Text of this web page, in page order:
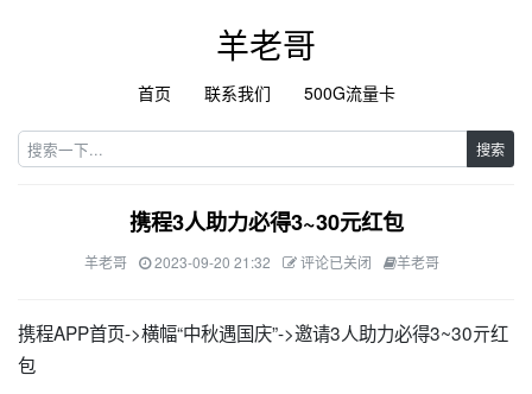
羊老哥
首页 联系我们 500G流量卡
搜索
携程3人助力必得3~30元红包
羊老哥 2023-09-20 21:32 评论已关闭 羊老哥
携程APP首页->横幅“中秋遇国庆”->邀请3人助力必得3~30亓红
包